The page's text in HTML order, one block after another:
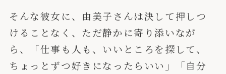
そんな彼女に、由美子さんは決して押しつ
けることなく、ただ静かに寄り添いなが
ら、「仕事も人も、いいところを探して、
ちょっとずつ好きになったらいい」「自分